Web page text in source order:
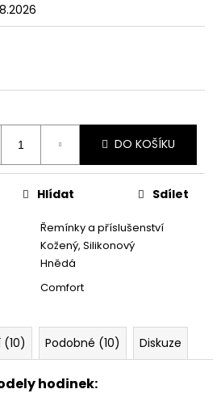
DO KOŠÍKU
Řemínky a příslušenství
Kožený, Silikonový
Hnědá
Comfort
Hlídat Sdílet
Podobné (10) Diskuze
hodinek: